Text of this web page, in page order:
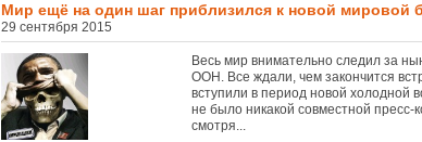
Мир ещё на один шаг приблизился к новой мировой
29 сентября 2015
Весь мир внимательно следил за
ООН. Все ждали, чем закончится
вступили в период новой холодной
не было никакой совместной
смотря...